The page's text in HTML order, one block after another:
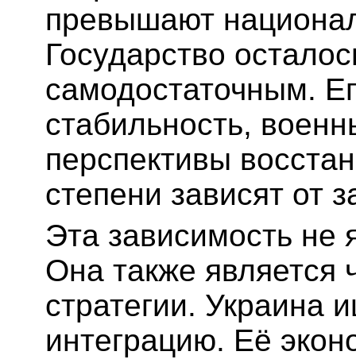
превышают
Государство
самодостаточным.
стабильность,
перспективы
степени зависят от
Эта зависимость не
Она также является
стратегии. Украина
интеграцию. Её